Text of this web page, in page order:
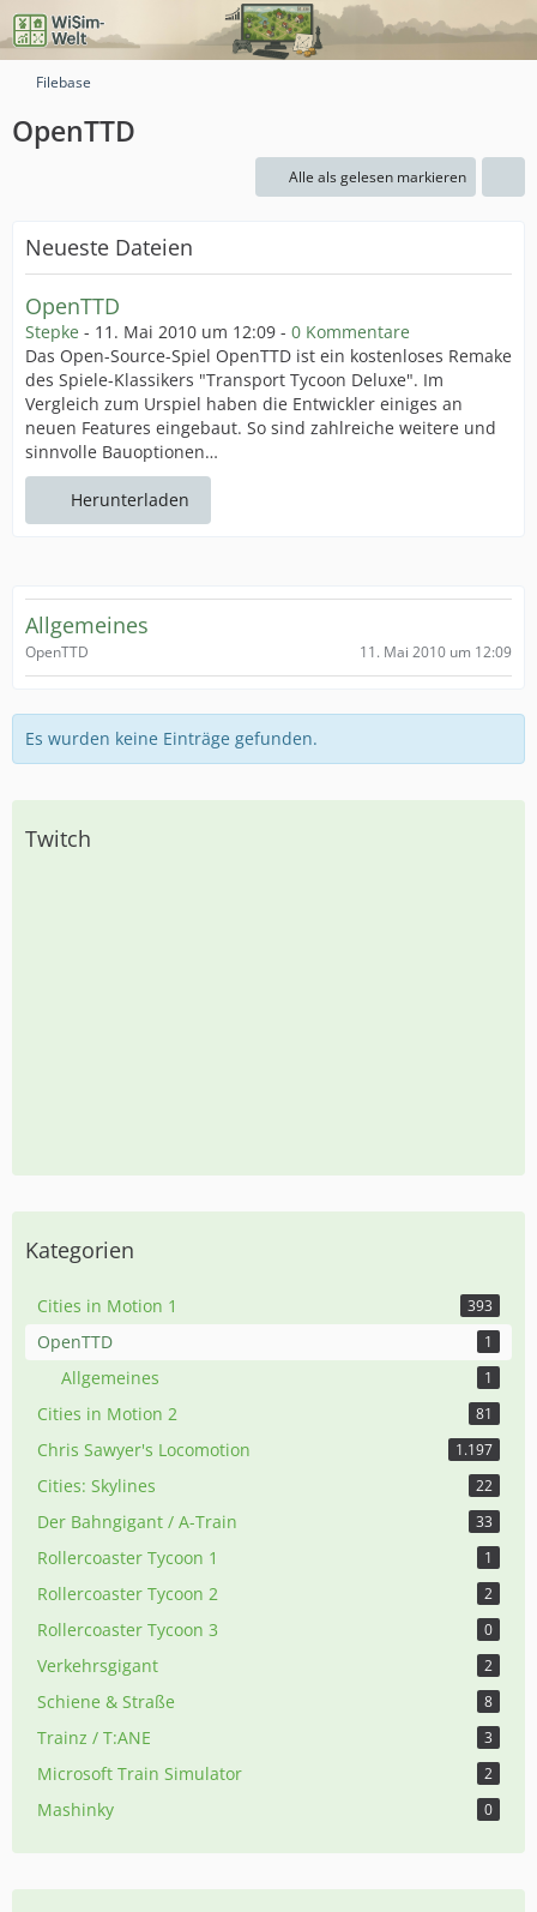
Filebase
OpenTTD
Alle als gelesen markieren
Neueste Dateien
OpenTTD
Stepke - 11. Mai 2010 um 12:09 - 0 Kommentare
Das Open-Source-Spiel OpenTTD ist ein kostenloses Remake
des Spiele-Klassikers "Transport Tycoon Deluxe". Im
Vergleich zum Urspiel haben die Entwickler einiges an
neuen Features eingebaut. So sind zahlreiche weitere und
sinnvolle Bauoptionen…
Herunterladen
Allgemeines
OpenTTD 11. Mai 2010 um 12:09
Es wurden keine Einträge gefunden.
Twitch
Kategorien
Cities in Motion 1 393
OpenTTD 1
Allgemeines 1
Cities in Motion 2 81
Chris Sawyer's Locomotion 1.197
Cities: Skylines 22
Der Bahngigant / A-Train 33
Rollercoaster Tycoon 1 1
Rollercoaster Tycoon 2 2
Rollercoaster Tycoon 3 0
Verkehrsgigant 2
Schiene & Straße 8
Trainz / T:ANE 3
Microsoft Train Simulator 2
Mashinky 0